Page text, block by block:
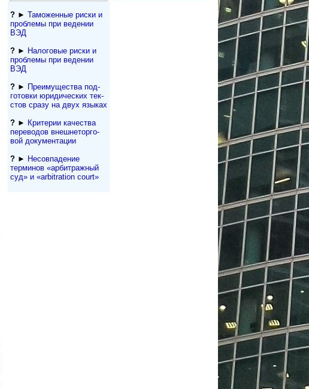
?► Таможенные риски и
проблемы при ведении
ВЭД
?► Налоговые риски и
проблемы при ведении
ВЭД
?► Преимущества под­
гото­вки юри­ди­чес­ких тек­
с­тов сразу на двух языках
?► Критерии качества
переводов внешне­тор­го­
вой документации
?► Несовпадение
терминов «арбитражный
суд» и «arbitration court»